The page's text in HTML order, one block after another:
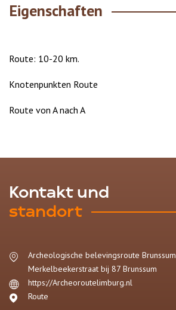
Eigenschaften
Route: 10-20 km.
Knotenpunkten Route
Route von A nach A
Kontakt und
standort
Archeologische belevingsroute Brunssum
Merkelbeekerstraat bij 87 Brunssum
https://Archeoroutelimburg.nl
Route